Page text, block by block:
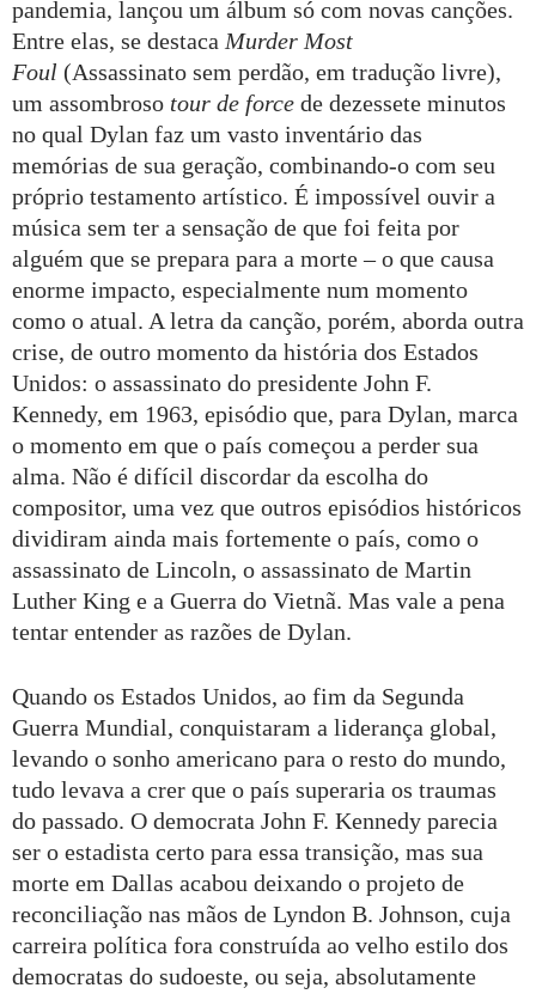
pandemia, lançou um álbum só com novas canções.
Entre elas, se destaca Murder Most
Foul (Assassinato sem perdão, em tradução livre),
um assombroso tour de force de dezessete minutos
no qual Dylan faz um vasto inventário das
memórias de sua geração, combinando-o com seu
próprio testamento artístico. É impossível ouvir a
música sem ter a sensação de que foi feita por
alguém que se prepara para a morte – o que causa
enorme impacto, especialmente num momento
como o atual. A letra da canção, porém, aborda outra
crise, de outro momento da história dos Estados
Unidos: o assassinato do presidente John F.
Kennedy, em 1963, episódio que, para Dylan, marca
o momento em que o país começou a perder sua
alma. Não é difícil discordar da escolha do
compositor, uma vez que outros episódios históricos
dividiram ainda mais fortemente o país, como o
assassinato de Lincoln, o assassinato de Martin
Luther King e a Guerra do Vietnã. Mas vale a pena
tentar entender as razões de Dylan.
Quando os Estados Unidos, ao fim da Segunda
Guerra Mundial, conquistaram a liderança global,
levando o sonho americano para o resto do mundo,
tudo levava a crer que o país superaria os traumas
do passado. O democrata John F. Kennedy parecia
ser o estadista certo para essa transição, mas sua
morte em Dallas acabou deixando o projeto de
reconciliação nas mãos de Lyndon B. Johnson, cuja
carreira política fora construída ao velho estilo dos
democratas do sudoeste, ou seja, absolutamente